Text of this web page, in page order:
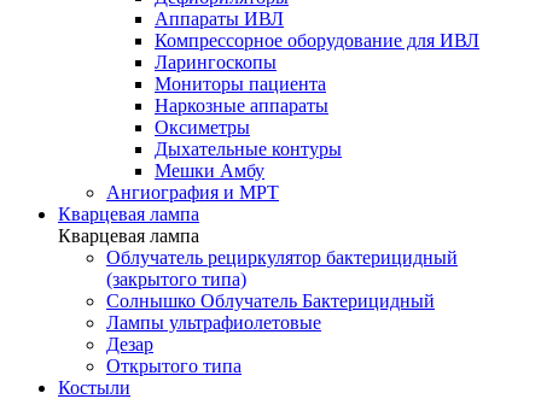
Аппараты ИВЛ
Компрессорное оборудование для ИВЛ
Ларингоскопы
Мониторы пациента
Наркозные аппараты
Оксиметры
Дыхательные контуры
Мешки Амбу
Ангиография и МРТ
Кварцевая лампа
Кварцевая лампа
Облучатель рециркулятор бактерицидный
(закрытого типа)
Солнышко Облучатель Бактерицидный
Лампы ультрафиолетовые
Дезар
Открытого типа
Костыли